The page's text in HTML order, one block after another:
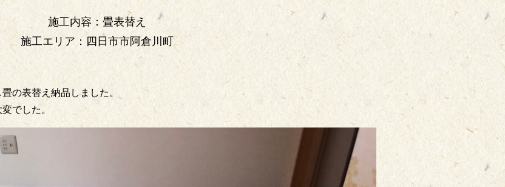
施工内容：畳表替え
施工エリア：四日市市阿倉川町
の表替え納品しました。
でした。